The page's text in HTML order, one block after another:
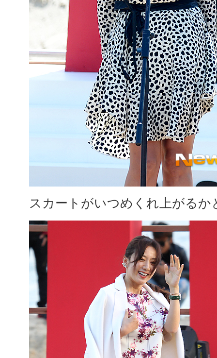
スカートがいつめくれ上がるか